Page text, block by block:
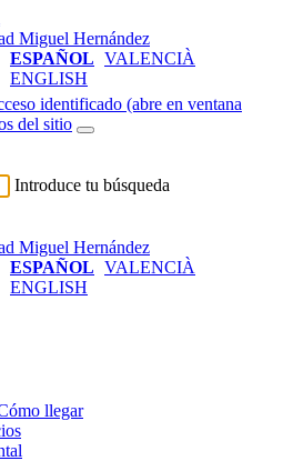
ESPAÑOL VALENCIÀ
ENGLISH
identificado (abre en ventana
del sitio
Introduce tu búsqueda
ESPAÑOL VALENCIÀ
ENGLISH
llegar